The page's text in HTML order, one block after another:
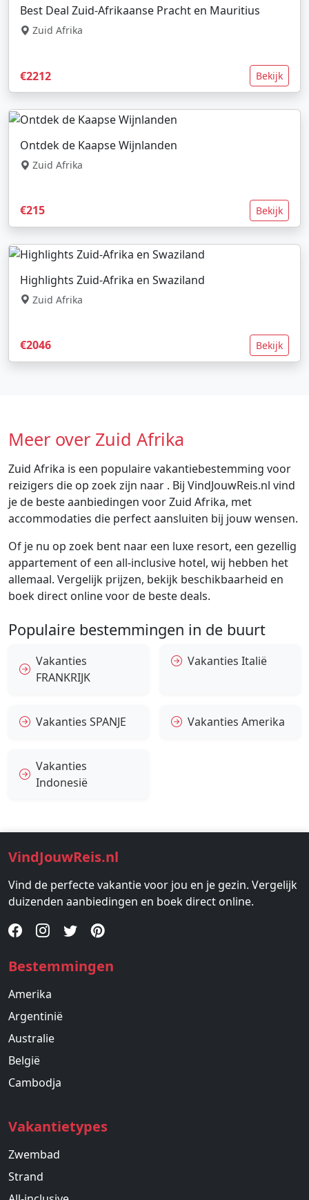
Best Deal Zuid-Afrikaanse Pracht en Mauritius
Zuid Afrika
€2212 Bekijk
Ontdek de Kaapse Wijnlanden
Zuid Afrika
€215 Bekijk
Highlights Zuid-Afrika en Swaziland
Zuid Afrika
€2046 Bekijk
Meer over Zuid Afrika
Zuid Afrika is een populaire vakantiebestemming voor
reizigers die op zoek zijn naar . Bij VindJouwReis.nl vind
je de beste aanbiedingen voor Zuid Afrika, met
accommodaties die perfect aansluiten bij jouw wensen.
Of je nu op zoek bent naar een luxe resort, een gezellig
appartement of een all-inclusive hotel, wij hebben het
allemaal. Vergelijk prijzen, bekijk beschikbaarheid en
boek direct online voor de beste deals.
Populaire bestemmingen in de buurt
Vakanties
FRANKRIJK
Vakanties Italië
Vakanties SPANJE Vakanties Amerika
Vakanties
Indonesië
VindJouwReis.nl
Vind de perfecte vakantie voor jou en je gezin. Vergelijk
duizenden aanbiedingen en boek direct online.
Bestemmingen
Amerika
Argentinië
Australie
België
Cambodja
Vakantietypes
Zwembad
Strand